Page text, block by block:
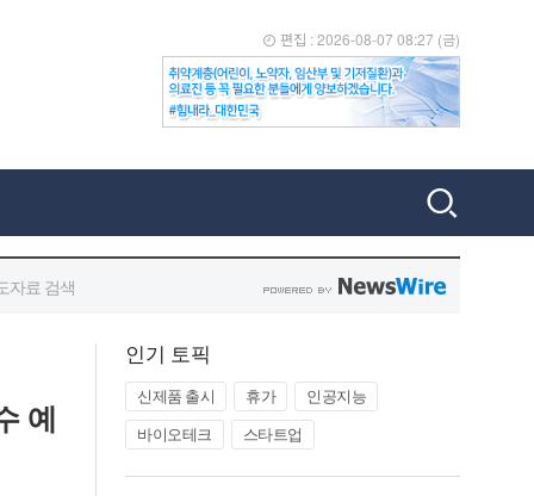
예
인기 토픽
신제품 출시 휴가
인공지능
바이오테크
스타트업